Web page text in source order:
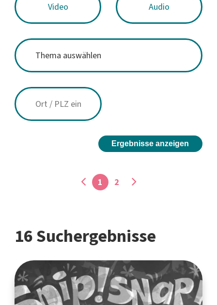
Video Audio
Ergebnisse anzeigen
1 2
16 Suchergebnisse